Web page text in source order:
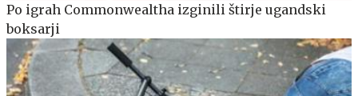
Po igrah Commonwealtha izginili štirje ugandski
boksarji